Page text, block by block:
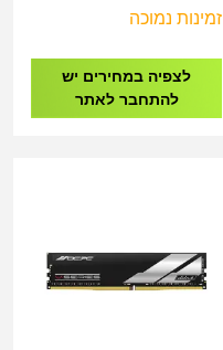
32GB 2x16GB DDR5
זמינות נמוכה
לצפיה במחירים יש
להתחבר לאתר